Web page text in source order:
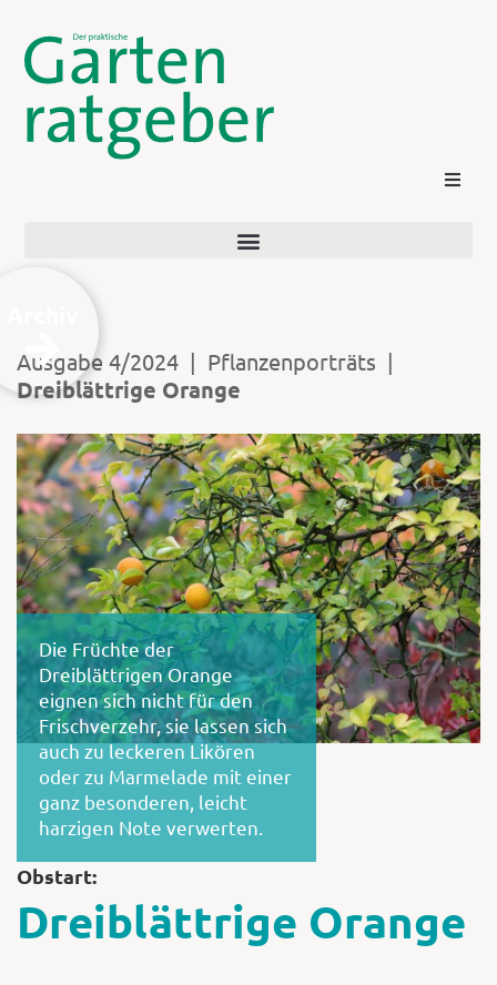
Login
Shop
Ausgabe 4/2024 | Pflanzenporträts |
Dreiblättrige Orange
Die Früchte der
Dreiblättrigen Orange
eignen sich nicht für den
Frischverzehr, sie lassen sich
auch zu leckeren Likören
oder zu Marmelade mit einer
ganz besonderen, leicht
harzigen Note verwerten.
Obstart:
Dreiblättrige Orange